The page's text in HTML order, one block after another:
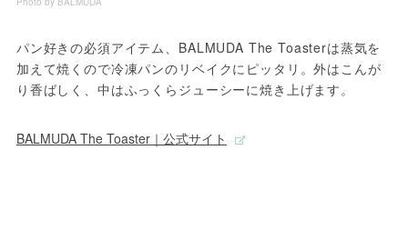
パン好きの必須アイテム、BALMUDA The Toasterは蒸気を
加えて焼くので冷凍パンのリベイクにピッタリ。外はこんが
り香ばしく、中はふっくらジューシーに焼き上げます。
BALMUDA The Toaster｜公式サイト